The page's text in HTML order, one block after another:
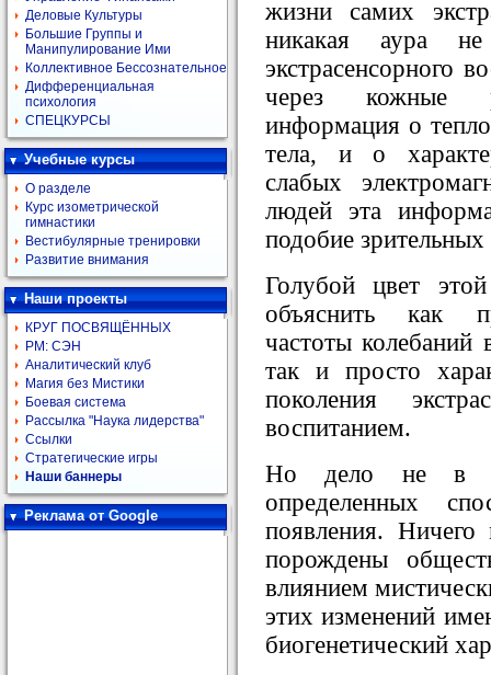
Деловые Культуры
Большие Группы и
Манипулирование Ими
Коллективное Бессознательное
Дифференциальная
психология
СПЕЦКУРСЫ
Учебные курсы
О разделе
Курс изометрической
гимнастики
Вестибулярные тренировки
Развитие внимания
Наши проекты
КРУГ ПОСВЯЩЁННЫХ
РМ: СЭН
Аналитический клуб
Магия без Мистики
Боевая система
Рассылка "Наука лидерства"
Ссылки
Стратегические игры
Наши баннеры
Реклама от Google
жизни самих
никакая аура
экстрасенсорного
через кожные
информация о
тела, и о
слабых
людей эта
подобие зрительных
Голубой цвет
объяснить как
частоты
так и просто
поколения
воспитанием.
Но дело не в
определенных
появления.
порождены
влиянием
этих изменений
биогенетический